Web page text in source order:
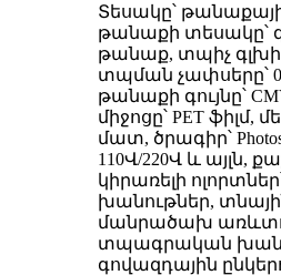
Տեսակը՝
թանաքի տեսակը՝
թանաք, տպիչ
տպման չափսերը՝
թանաքի գույնը՝
միջոցը՝ PET ֆիլմ,
մատ, ծրագիր՝
110Վ/220Վ և այլն,
կիրառելի
խանութներ,
մանրածախ
տպագրական
գովազդային